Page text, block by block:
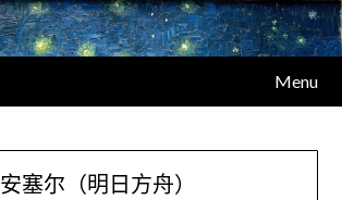
Menu
安塞尔（明日方舟）